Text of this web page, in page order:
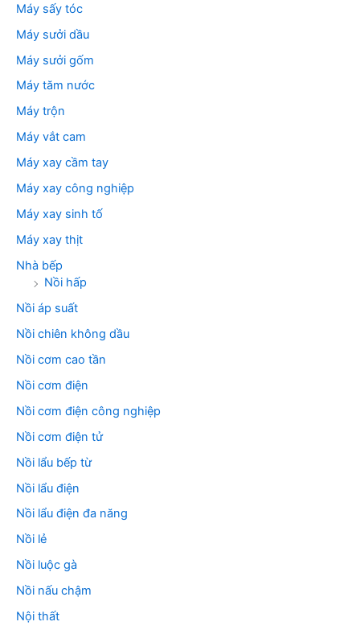
Máy sấy tóc
Máy sưởi dầu
Máy sưởi gốm
Máy tăm nước
Máy trộn
Máy vắt cam
Máy xay cầm tay
Máy xay công nghiệp
Máy xay sinh tố
Máy xay thịt
Nhà bếp
Nồi hấp
Nồi áp suất
Nồi chiên không dầu
Nồi cơm cao tần
Nồi cơm điện
Nồi cơm điện công nghiệp
Nồi cơm điện tử
Nồi lẩu bếp từ
Nồi lẩu điện
Nồi lẩu điện đa năng
Nồi lẻ
Nồi luộc gà
Nồi nấu chậm
Nội thất